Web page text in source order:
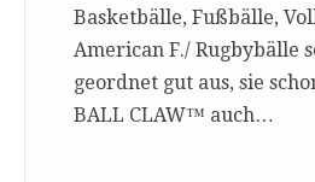
Basketbälle, Fußbälle,
American F./ Rugbybälle
geordnet gut aus, sie
BALL CLAW™ auch…